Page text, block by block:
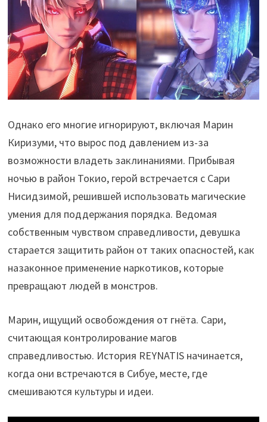
Однако его многие игнорируют, включая Марин
Киризуми, что вырос под давлением из-за
возможности владеть заклинаниями. Прибывая
ночью в район Токио, герой встречается с Сари
Нисидзимой, решившей использовать магические
умения для поддержания порядка. Ведомая
собственным чувством справедливости, девушка
старается защитить район от таких опасностей, как
назаконное применение наркотиков, которые
превращают людей в монстров.
Марин, ищущий освобождения от гнёта. Сари,
считающая контролирование магов
справедливостью. История REYNATIS начинается,
когда они встречаются в Сибуе, месте, где
смешиваются культуры и идеи.